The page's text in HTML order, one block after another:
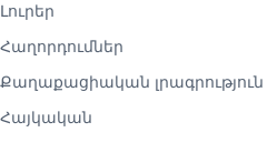
Լուրեր
Հաղորդումներ
Քաղաքացիական լրագրություն
Հայկական